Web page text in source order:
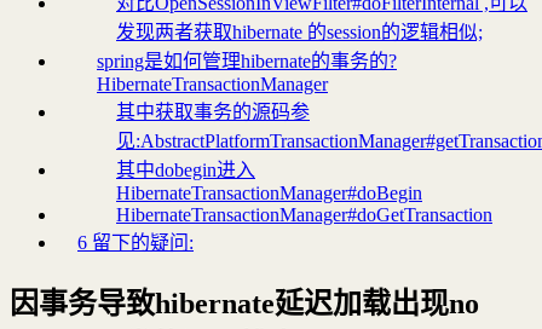
发现两者获取hibernate 的session的逻辑相似;
spring是如何管理hibernate的事务的?
HibernateTransactionManager
其中获取事务的源码参
见
其中dobegin进入
HibernateTransactionManager#doBegin
HibernateTransactionManager#doGetTransaction
6 留下的疑问:
因事务导致hibernate延迟加载出现no